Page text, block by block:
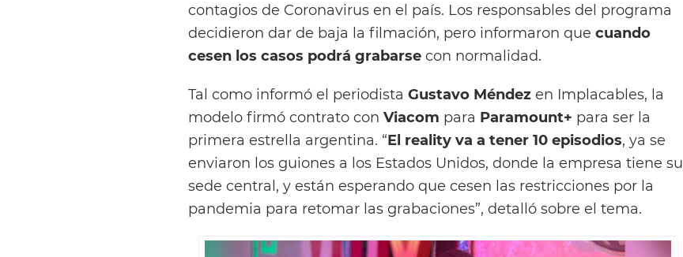
contagios de Coronavirus en el país. Los responsables del programa
decidieron dar de baja la filmación, pero informaron que cuando
cesen los casos podrá grabarse con normalidad.
Tal como informó el periodista Gustavo Méndez en Implacables, la
modelo firmó contrato con Viacom para Paramount+ para ser la
primera estrella argentina. “El reality va a tener 10 episodios, ya se
enviaron los guiones a los Estados Unidos, donde la empresa tiene su
sede central, y están esperando que cesen las restricciones por la
pandemia para retomar las grabaciones”, detalló sobre el tema.